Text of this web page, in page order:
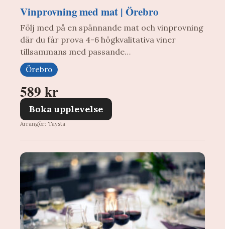
Vinprovning med mat | Örebro
Följ med på en spännande mat och vinprovning
där du får prova 4-6 högkvalitativa viner
tillsammans med passande…
Örebro
589 kr
Boka upplevelse
Arrangör: Taysta